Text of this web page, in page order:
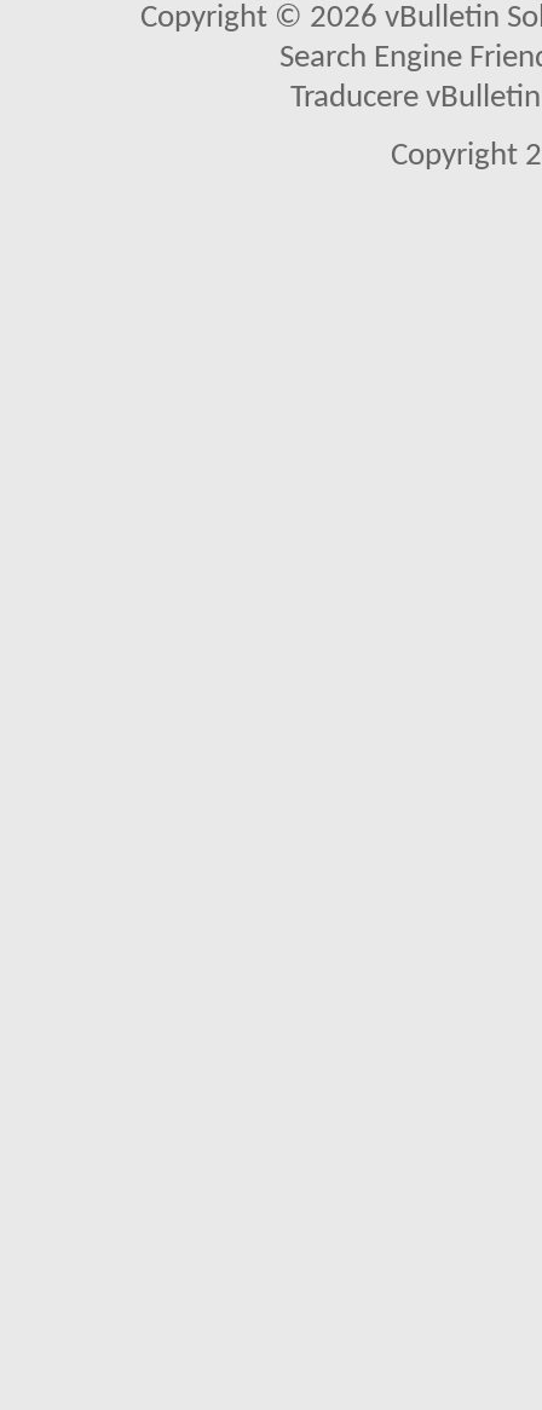
Copyright © 2026 vBulletin
Search Engine
Traducere
Copyright